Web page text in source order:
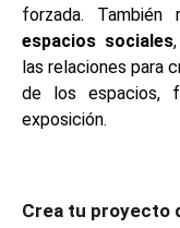
forzada.
espacios sociales
las relaciones para
de los espacios,
exposición.
Crea tu proyecto